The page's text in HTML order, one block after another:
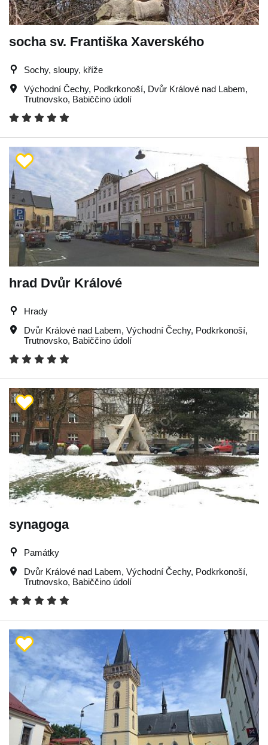
socha sv. Františka Xaverského
Sochy, sloupy, kříže
Východní Čechy, Podkrkonoší, Dvůr Králové nad Labem,
Trutnovsko, Babiččino údolí
hrad Dvůr Králové
Hrady
Dvůr Králové nad Labem, Východní Čechy, Podkrkonoší,
Trutnovsko, Babiččino údolí
synagoga
Památky
Dvůr Králové nad Labem, Východní Čechy, Podkrkonoší,
Trutnovsko, Babiččino údolí